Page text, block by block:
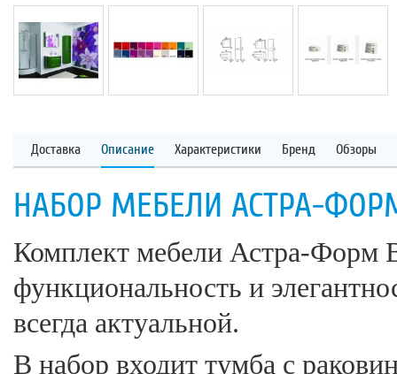
Доставка Описание Характеристики Бренд Обзоры
НАБОР МЕБЕЛИ АСТРА-
Комплект мебели Астра-Форм
функциональность и
всегда актуальной.
В набор входит тумба с